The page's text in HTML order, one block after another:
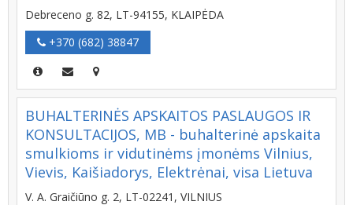
Debreceno g. 82, LT-94155, KLAIPĖDA
+370 (682) 38847
BUHALTERINĖS APSKAITOS PASLAUGOS IR
KONSULTACIJOS, MB - buhalterinė apskaita
smulkioms ir vidutinėms įmonėms Vilnius,
Vievis, Kaišiadorys, Elektrėnai, visa Lietuva
V. A. Graičiūno g. 2, LT-02241, VILNIUS